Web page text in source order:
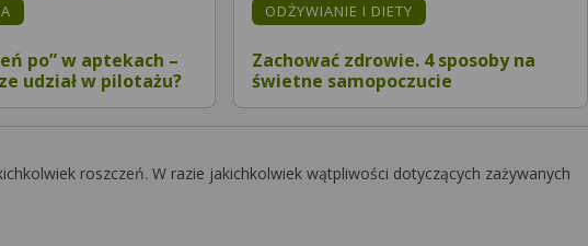
po” w aptekach –
udział w pilotażu?
ODŻYWIANIE I DIETY
Zachować zdrowie. 4 sposoby na
świetne samopoczucie
roszczeń. W razie jakichkolwiek wątpliwości dotyczących zażywanych